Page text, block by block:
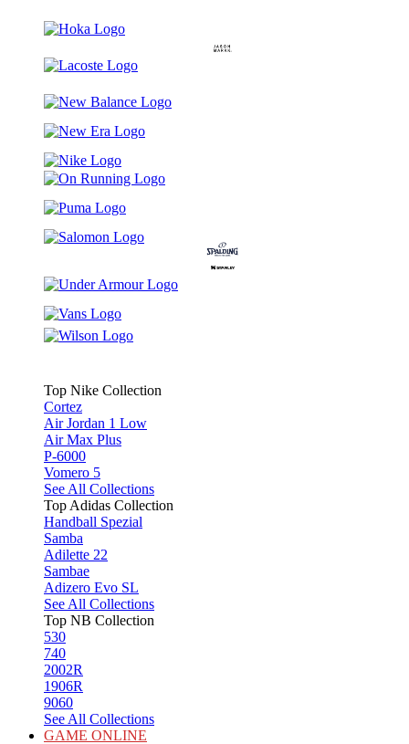
Top Nike Collection
Cortez
Air Jordan 1 Low
Air Max Plus
P-6000
Vomero 5
See All Collections
Top Adidas Collection
Handball Spezial
Samba
Adilette 22
Sambae
Adizero Evo SL
See All Collections
Top NB Collection
530
740
2002R
1906R
9060
See All Collections
GAME ONLINE